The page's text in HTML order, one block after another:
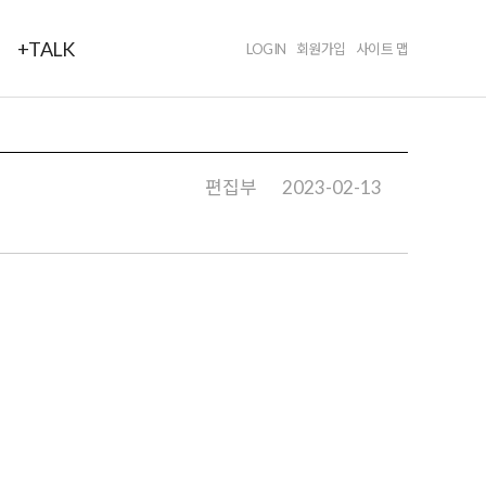
+TALK LOGIN 회원가입 사이트 맵
편집부 2023-02-13